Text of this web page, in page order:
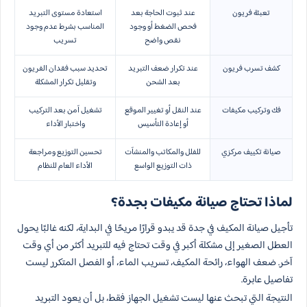
تعبئة فريون
عند ثبوت الحاجة بعد
فحص الضغط أو وجود
نقص واضح
استعادة مستوى التبريد
المناسب بشرط عدم وجود
تسريب
كشف تسرب فريون
عند تكرار ضعف التبريد
بعد الشحن
تحديد سبب فقدان الفريون
وتقليل تكرار المشكلة
فك وتركيب مكيفات
عند النقل أو تغيير الموقع
أو إعادة التأسيس
تشغيل آمن بعد التركيب
واختبار الأداء
صيانة تكييف مركزي
للفلل والمكاتب والمنشآت
ذات التوزيع الواسع
تحسين التوزيع ومراجعة
الأداء العام للنظام
لماذا تحتاج صيانة مكيفات بجدة؟
تأجيل صيانة المكيف في جدة قد يبدو قرارًا مريحًا في البداية، لكنه غالبًا يحول
العطل الصغير إلى مشكلة أكبر في وقت تحتاج فيه للتبريد أكثر من أي وقت
آخر. ضعف الهواء، رائحة المكيف، تسريب الماء، أو الفصل المتكرر ليست
تفاصيل عابرة.
النتيجة التي تبحث عنها ليست تشغيل الجهاز فقط، بل أن يعود التبريد